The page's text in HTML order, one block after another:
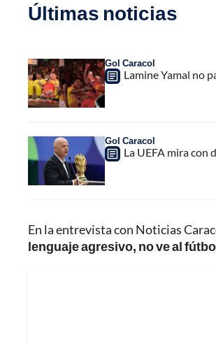
Últimas noticias
Gol Caracol
Lamine Yamal no
Gol Caracol
La UEFA mira
En la entrevista con Noticias
lenguaje agresivo, no ve al